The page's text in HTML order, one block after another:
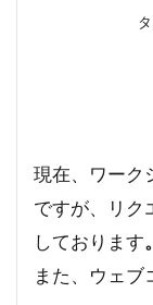
現在、ワーク
ですが、リク
しております。
また、ウェブ